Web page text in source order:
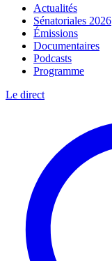
Actualités
Sénatoriales 2026
Émissions
Documentaires
Podcasts
Programme
Le direct